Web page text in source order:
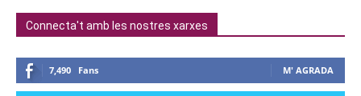
Connecta't amb les nostres xarxes
7,490 Fans M' AGRADA